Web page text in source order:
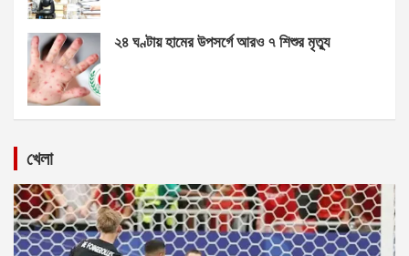
২৪ ঘণ্টায় হামের উপসর্গে আরও ৭ শিশুর মৃত্যু
খেলা